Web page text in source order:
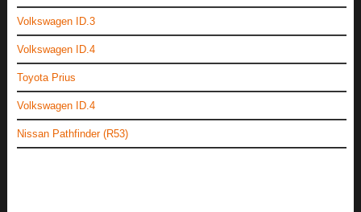
Volkswagen ID.3
Volkswagen ID.4
Toyota Prius
Volkswagen ID.4
Nissan Pathfinder (R53)